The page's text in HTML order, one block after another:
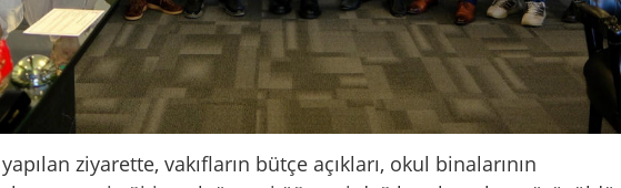
ziyarette, vakıfların bütçe açıkları, okul binalarının